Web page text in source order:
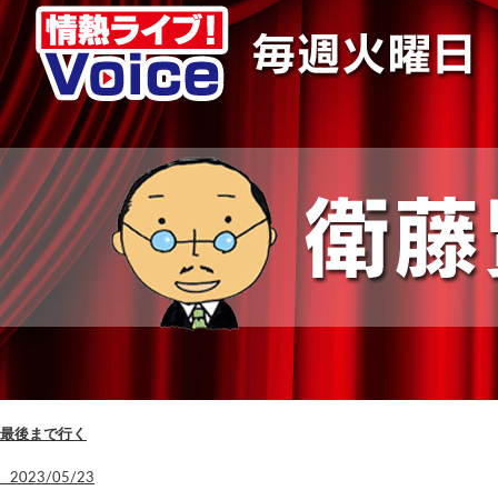
最後まで行く
2023/05/23